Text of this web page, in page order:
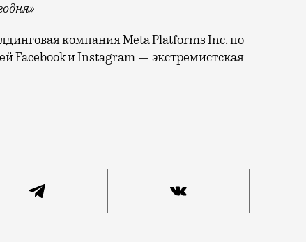
компания Meta Platforms Inc. по
Facebook и Instagram — экстремистская